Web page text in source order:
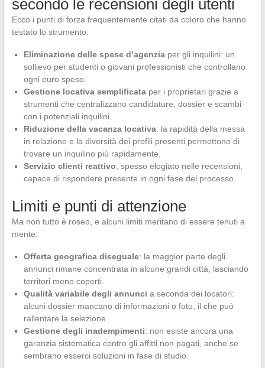
secondo le recensioni degli utenti
Ecco i punti di forza frequentemente citati da coloro che hanno
testato lo strumento:
Eliminazione delle spese d’agenziaper gli inquilini: un
sollievo per studenti o giovani professionisti che controllano
ogni euro speso.
Gestione locativa semplificataper i proprietari grazie a
strumenti che centralizzano candidature, dossier e scambi
con i potenziali inquilini.
Riduzione della vacanza locativa: la rapidità della messa
in relazione e la diversità dei profili presenti permettono di
trovare un inquilino più rapidamente.
Servizio clienti reattivo , spesso elogiato nelle recensioni,
capace di rispondere presente in ogni fase del processo.
Limiti e punti di attenzione
Ma non tutto è roseo, e alcuni limiti meritano di essere tenuti a
mente:
Offerta geografica diseguale: la maggior parte degli
annunci rimane concentrata in alcune grandi città, lasciando
territori meno coperti.
Qualità variabile degli annunci a seconda dei locatori:
alcuni dossier mancano di informazioni o foto, il che può
rallentare la selezione.
Gestione degli inadempimenti: non esiste ancora una
garanzia sistematica contro gli affitti non pagati, anche se
sembrano esserci soluzioni in fase di studio.